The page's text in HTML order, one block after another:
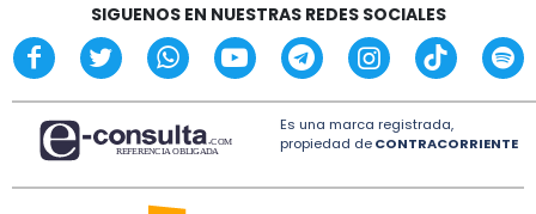
“Sostengo mi inocencia”: alcalde de Ixhuatlán
tras perder el fuero
SIGUENOS EN NUESTRAS REDES SOCIALES
Es una marca registrada,
propiedad deCONTRACORRIENTE